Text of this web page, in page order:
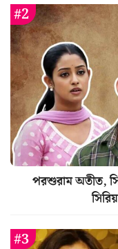
পরশুরাম অতীত,